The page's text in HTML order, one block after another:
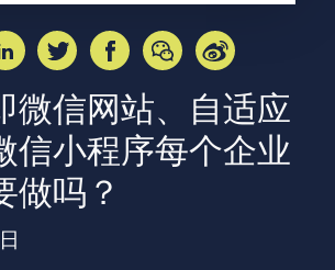
微信网站、自适应
信小程序每个企业
做吗？